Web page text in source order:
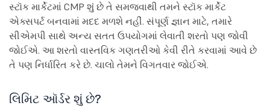
સ્ટૉક માર્કેટમાં CMP શું છે તે સમજવાથી તમને સ્ટૉક માર્કેટ
એક્સપર્ટ બનવામાં મદદ મળશે નહીં. સંપૂર્ણ જ્ઞાન માટે, તમારે
સીએમપી સાથે અન્ય સતત ઉપયોગમાં લેવાતી શરતો પણ જોવી
જોઈએ. આ શરતો વાસ્તવિક ગણતરીઓ કેવી રીતે કરવામાં આવે છે
તે પણ નિર્ધારિત કરે છે. ચાલો તેમને વિગતવાર જોઈએ.
લિમિટ ઑર્ડર શું છે?